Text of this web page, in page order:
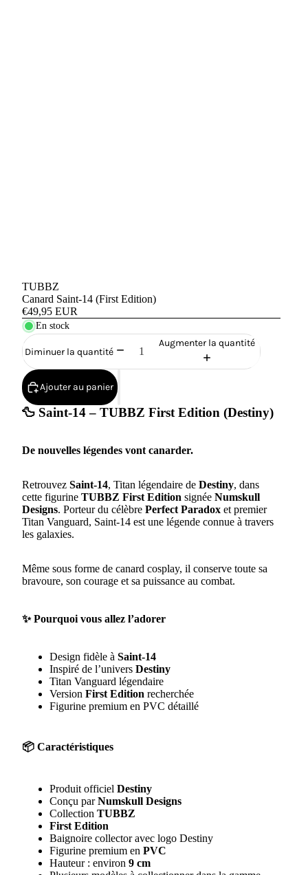
TUBBZ
Canard Saint-14 (First Edition)
€49,95 EUR
En stock
Diminuer la quantité
Augmenter la quantité
Ajouter au panier
🦆 Saint-14 – TUBBZ First Edition (Destiny)
De nouvelles légendes vont canarder.
Retrouvez Saint-14, Titan légendaire de Destiny, dans
cette figurine TUBBZ First Edition signée Numskull
Designs. Porteur du célèbre Perfect Paradox et premier
Titan Vanguard, Saint-14 est une légende connue à travers
les galaxies.
Même sous forme de canard cosplay, il conserve toute sa
bravoure, son courage et sa puissance au combat.
✨ Pourquoi vous allez l’adorer
Design fidèle à Saint-14
Inspiré de l’univers Destiny
Titan Vanguard légendaire
Version First Edition recherchée
Figurine premium en PVC détaillé
📦 Caractéristiques
Produit officiel Destiny
Conçu parNumskull Designs
Collection TUBBZ
First Edition
Baignoire collector avec logo Destiny
Figurine premium en PVC
Hauteur : environ 9 cm